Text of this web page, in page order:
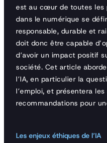
est au cœur de toutes les
dans le numérique se
responsable, durable et
doit donc être capable
d’avoir un impact positif
société. Cet article
l’IA, en particulier la
l’emploi, et présentera
recommandations pour
Les enjeux éthiques de l’IA